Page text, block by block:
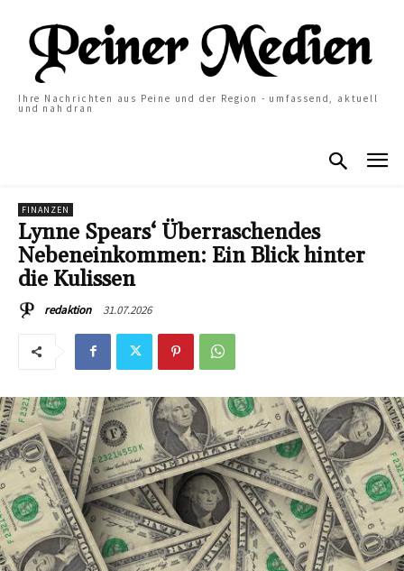
Ihre Nachrichten aus Peine und der Region - umfassend, aktuell
und nah dran
FINANZEN
Lynne Spears‘ Überraschendes
Nebeneinkommen: Ein Blick hinter
die Kulissen
redaktion 31.07.2026